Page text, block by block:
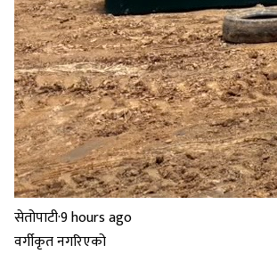
सेतोपाटी·9 hours ago
वर्गीकृत नगरिएको